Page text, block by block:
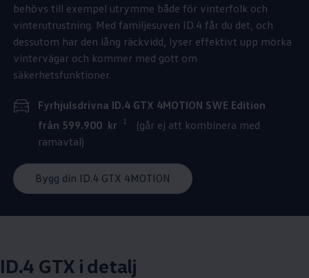
behövs till exempel utrymme både för vinterfolk och
vinterutrustning. Med familjesuven ID.4 får du det, och
dessutom har den lång räckvidd, lyser effektivt upp mörka
vintervägar och kommer med gott om
säkerhetsfunktioner.
Fyrhjulsdrivna ID.4 GTX 4MOTION SWE Edition
från 599.900 kr
1
(går ej att kombinera med
ramavtal)
Bygg din ID.4 GTX 4MOTION
ID.4 GTX i detalj